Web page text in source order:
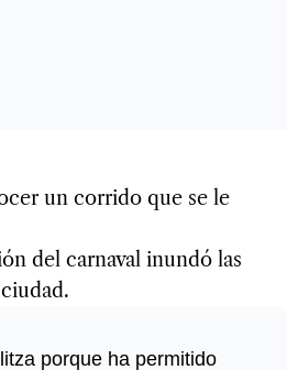
un corrido que se le
del carnaval inundó las
porque ha permitido